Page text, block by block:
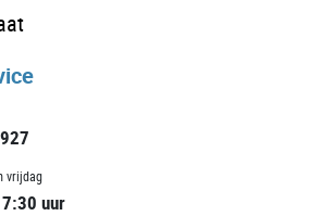
vrijdag
uur